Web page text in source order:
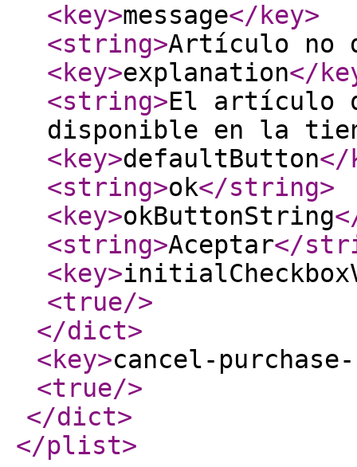
<key>message</key>
<string>Artículo no
<key>explanation</
<string>El artículo
disponible en la
<key>defaultButton</
<string>ok</string>
<key>okButtonString
<string>Aceptar</
<key>
<true/>
</dict>
<key>cancel-
<true/>
</dict>
</plist>